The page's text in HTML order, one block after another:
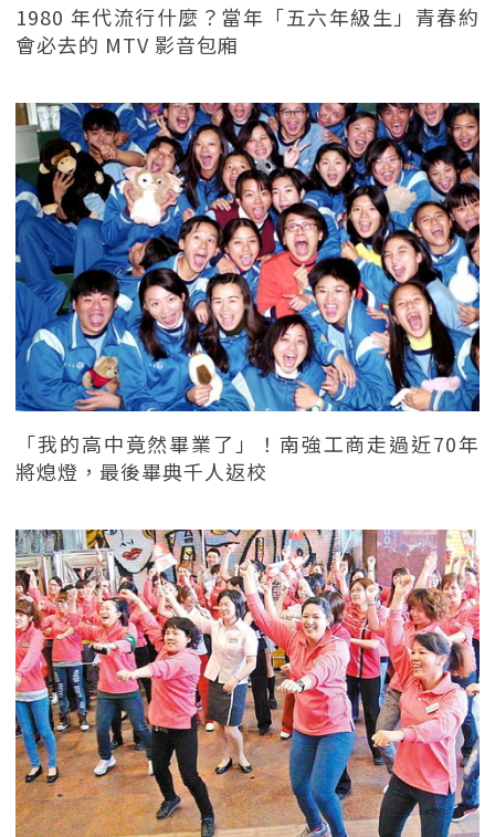
1980 年代流行什麼？當年「五六年級生」青春約
會必去的 MTV 影音包廂
「我的高中竟然畢業了」！南強工商走過近70年
將熄燈，最後畢典千人返校